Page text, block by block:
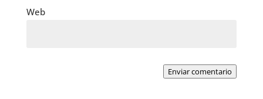
Web
Enviar comentario